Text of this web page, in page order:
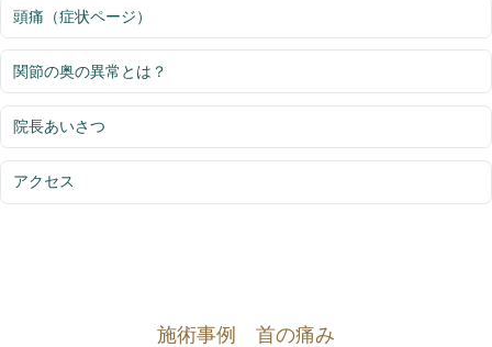
頭痛（症状ページ）
関節の奥の異常とは？
院長あいさつ
アクセス
施術事例 首の痛み